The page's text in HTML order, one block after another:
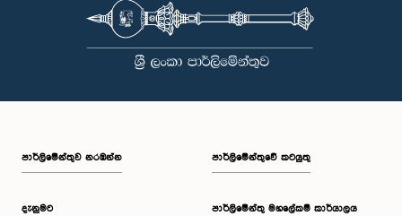
පාර්ලි‌මේන්තුව නරඹන්න
දැනුමට
පාර්ලිමේන්තුවේ කටයුතු
පාර්ලිමේන්තු මහලේකම් කාර්යාලය